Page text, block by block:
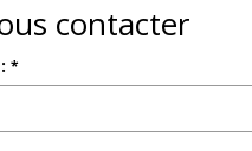
contacter
*